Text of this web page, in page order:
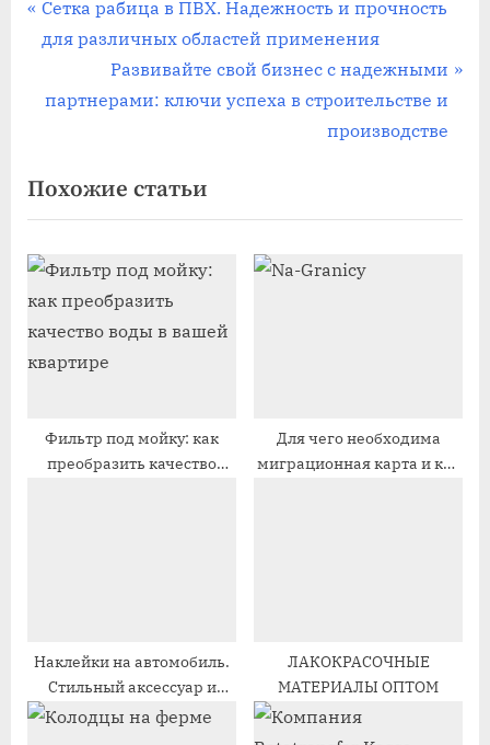
Навигация
по
записям
П
р
д
у
щ
а
я
з
а
п
с
ь
Сетка рабица в ПВХ. Надежность и прочность
для различных областей применения
С
л
у
ю
а
я
з
и
с
Развивайте свой бизнес с надежными
партнерами: ключи успеха в строительстве и
производстве
Похожие статьи
Фильтр под мойку: как
преобразить качество
Для чего необходима
миграционная карта и как
Наклейки на автомобиль.
Стильный аксессуар и
функциональный элемент
ЛАКОКРАСОЧНЫЕ
МАТЕРИАЛЫ ОПТОМ